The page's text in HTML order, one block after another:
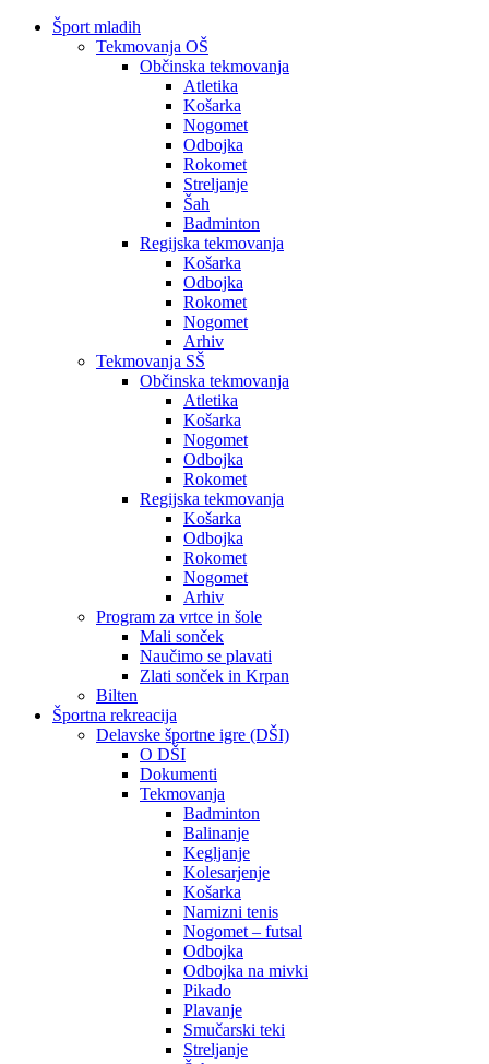
Šport mladih
Tekmovanja OŠ
Občinska tekmovanja
Atletika
Košarka
Nogomet
Odbojka
Rokomet
Streljanje
Šah
Badminton
Regijska tekmovanja
Košarka
Odbojka
Rokomet
Nogomet
Arhiv
Tekmovanja SŠ
Občinska tekmovanja
Atletika
Košarka
Nogomet
Odbojka
Rokomet
Regijska tekmovanja
Košarka
Odbojka
Rokomet
Nogomet
Arhiv
Program za vrtce in šole
Mali sonček
Naučimo se plavati
Zlati sonček in Krpan
Bilten
Športna rekreacija
Delavske športne igre (DŠI)
O DŠI
Dokumenti
Tekmovanja
Badminton
Balinanje
Kegljanje
Kolesarjenje
Košarka
Namizni tenis
Nogomet – futsal
Odbojka
Odbojka na mivki
Pikado
Plavanje
Smučarski teki
Streljanje